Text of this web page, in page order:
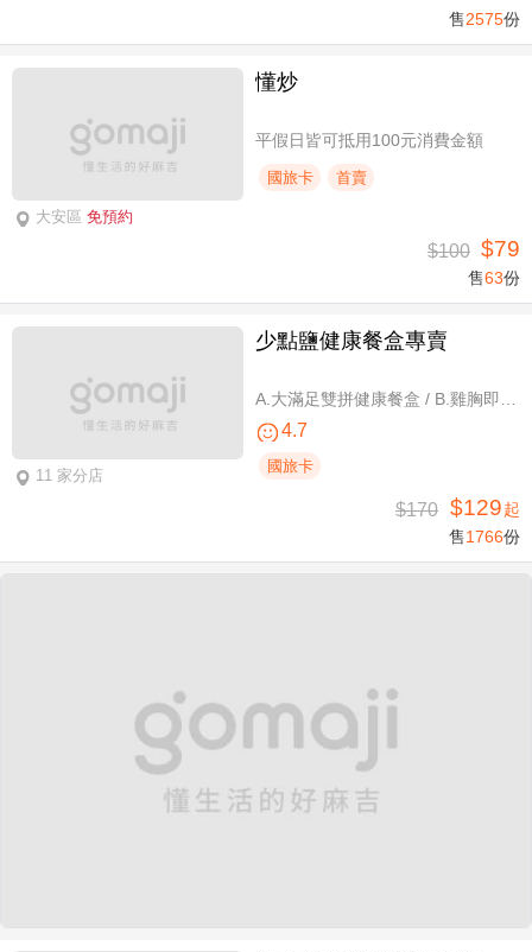
售2575份
大安區 免預約
懂炒
平假日皆可抵用100元消費金額
國旅卡 首賣
$100 $79
售63份
11 家分店
少點鹽健康餐盒專賣
4.7
國旅卡
$170 $129起
售1766份